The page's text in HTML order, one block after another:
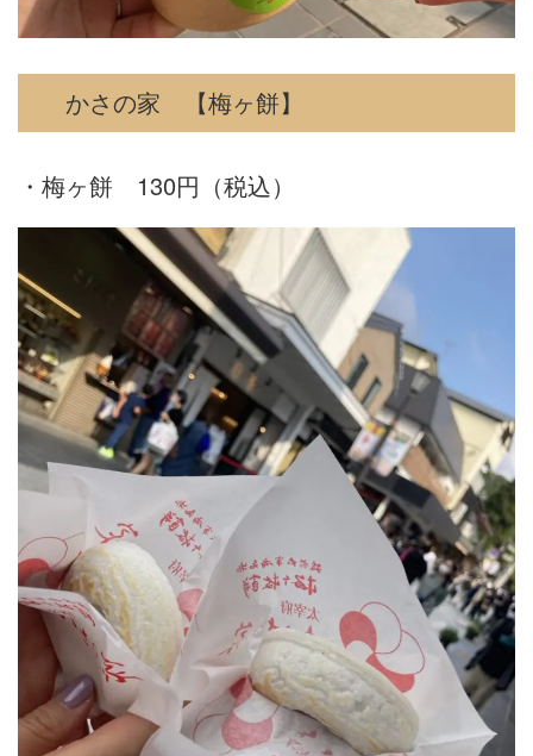
かさの家 【梅ヶ餅】
・梅ヶ餅 130円（税込）